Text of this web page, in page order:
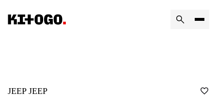
JEEP JEEP